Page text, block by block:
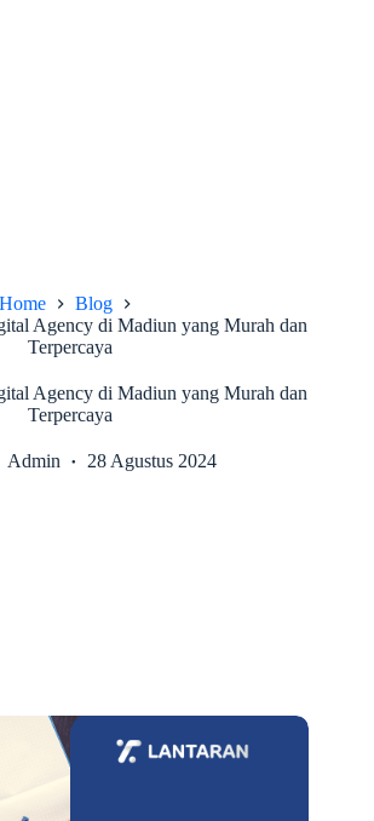
Home
Blog
Agency di Madiun yang Murah dan
Terpercaya
Agency di Madiun yang Murah dan
Terpercaya
Admin 28 Agustus 2024